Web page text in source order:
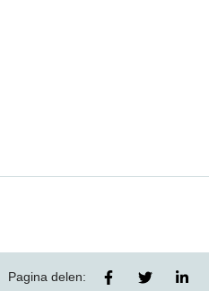
Pagina delen: